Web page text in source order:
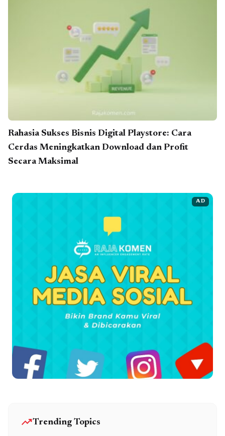
Rahasia Sukses Bisnis Digital Playstore: Cara
Cerdas Meningkatkan Download dan Profit
Secara Maksimal
AD
trending_upTrending Topics